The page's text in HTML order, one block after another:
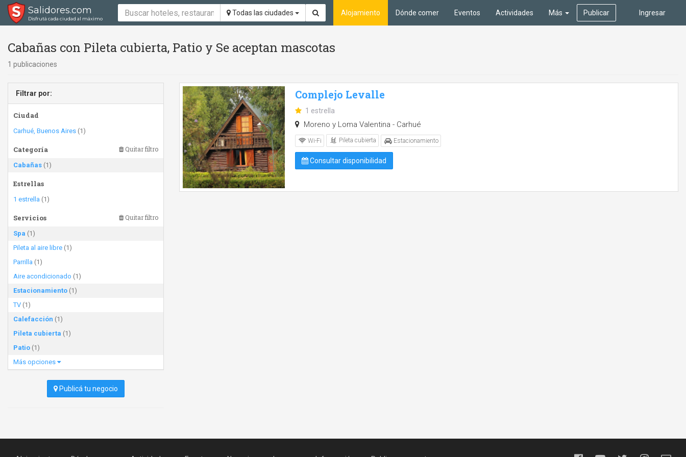
Salidores.com
Disfrutá cada ciudad al máximo
Todas las ciudades Ingresar
Alojamiento Dónde comer Eventos Actividades Más Publicar
Cabañas con Pileta cubierta, Patio y Se aceptan mascotas
1 publicaciones
Filtrar por:
Ciudad
Carhué, Buenos Aires (1)
Categoría Quitar filtro
Cabañas (1)
Estrellas
1 estrella (1)
Servicios Quitar filtro
Spa (1)
Pileta al aire libre (1)
Parrilla (1)
Aire acondicionado (1)
Estacionamiento (1)
TV (1)
Calefacción (1)
Pileta cubierta (1)
Patio (1)
Más opciones
Publicá tu negocio
Complejo Levalle
1 estrella
Moreno y Loma Valentina - Carhué
Wi-Fi Pileta cubierta Estacionamiento
Consultar disponibilidad